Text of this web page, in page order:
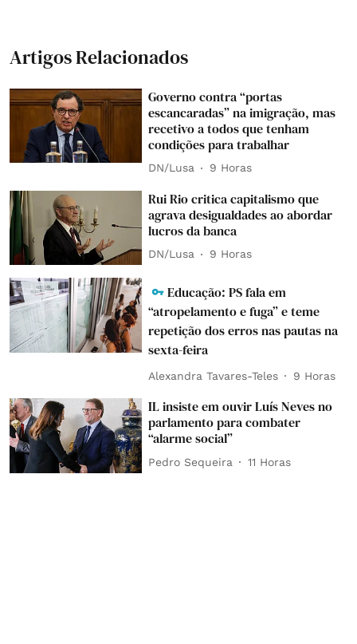
Artigos Relacionados
Governo contra “portas
escancaradas” na imigração, mas
recetivo a todos que tenham
condições para trabalhar
DN/Lusa 9 Horas
Rui Rio critica capitalismo que
agrava desigualdades ao abordar
lucros da banca
DN/Lusa 9 Horas
Educação: PS fala em
“atropelamento e fuga” e teme
repetição dos erros nas pautas na
sexta-feira
Alexandra Tavares-Teles 9 Horas
IL insiste em ouvir Luís Neves no
parlamento para combater
“alarme social”
Pedro Sequeira 11 Horas